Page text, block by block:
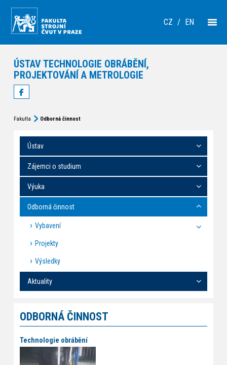
CZ / EN
ÚSTAV TECHNOLOGIE OBRÁBĚNÍ,
PROJEKTOVÁNÍ A METROLOGIE
Fakulta Odborná činnost
Ústav
Zájemci o studium
Výuka
Odborná činnost
Vybavení
Projekty
Výsledky
Aktuality
ODBORNÁ ČINNOST
Technologie obrábění